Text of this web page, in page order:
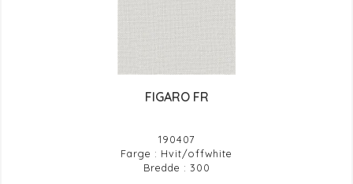
FIGARO FR
190407
Farge : Hvit/offwhite
Bredde : 300